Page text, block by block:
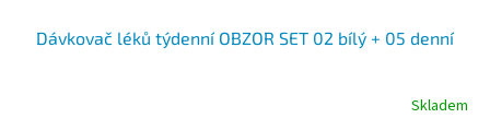
Dávkovač léků týdenní OBZOR SET 02 bílý + 05 denní
Skladem